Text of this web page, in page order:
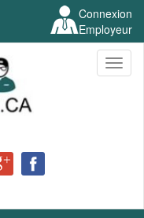
Connexion
Employeur